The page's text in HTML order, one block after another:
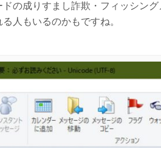
の成りすまし詐欺・フィッシング
人もいるのかもですね。